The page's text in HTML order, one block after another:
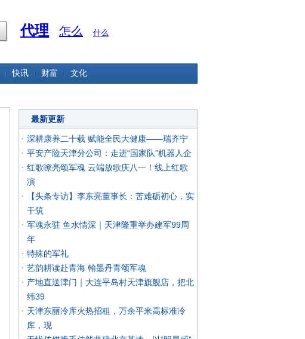
代理 怎么 什么
快讯 财富 文化
最新更新
深耕康养二十载 赋能全民大健康——瑞齐宁
平安产险天津分公司：走进“国家队”机器人企
红歌嘹亮颂军魂 云端放歌庆八一！线上红歌
演
【头条专访】李东亮董事长：苦难砺初心，实
干筑
军魂永驻 鱼水情深｜天津隆重举办建军99周
年
特殊的军礼
艺韵耕读赴青海 翰墨丹青颂军魂
产地直送津门｜大连平岛村天津旗舰店，把北
纬39
天津东丽冷库火热招租，万余平米高标准冷
库，现